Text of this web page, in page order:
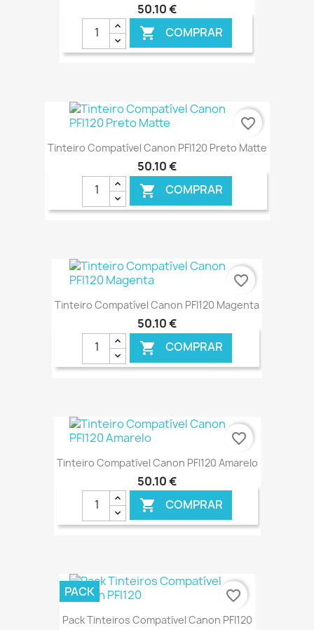
50,10 €
 COMPRAR
Tinteiro Compatível Canon PFI120 Preto Matte
50,10 €
 COMPRAR
favorite_border
Tinteiro Compatível Canon PFI120 Magenta
50,10 €
 COMPRAR
favorite_border
Tinteiro Compatível Canon PFI120 Amarelo
50,10 €
 COMPRAR
€ ONLINE
favorite_border
Pack Tinteiros Compatível Canon PFI120
PACK favorite_border